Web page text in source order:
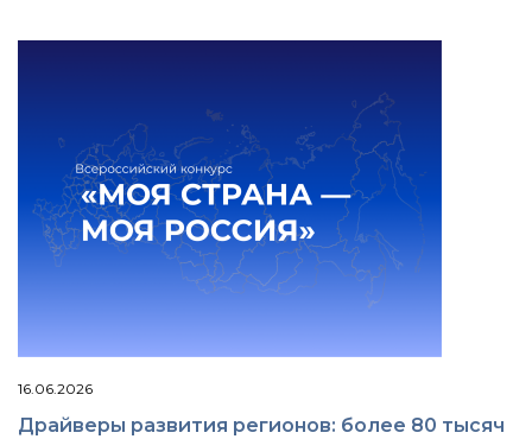
16.06.2026
Драйверы развития регионов: более 80 тысяч